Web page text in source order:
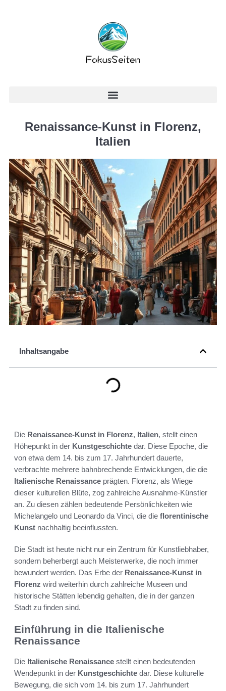
Renaissance-Kunst in Florenz,
Italien
Inhaltsangabe
Die Renaissance-Kunst in Florenz, Italien, stellt einen
Höhepunkt in der Kunstgeschichte dar. Diese Epoche, die
von etwa dem 14. bis zum 17. Jahrhundert dauerte,
verbrachte mehrere bahnbrechende Entwicklungen, die die
Italienische Renaissance prägten. Florenz, als Wiege
dieser kulturellen Blüte, zog zahlreiche Ausnahme-Künstler
an. Zu diesen zählen bedeutende Persönlichkeiten wie
Michelangelo und Leonardo da Vinci, die die florentinische
Kunst nachhaltig beeinflussten.
Die Stadt ist heute nicht nur ein Zentrum für Kunstliebhaber,
sondern beherbergt auch Meisterwerke, die noch immer
bewundert werden. Das Erbe der Renaissance-Kunst in
Florenz wird weiterhin durch zahlreiche Museen und
historische Stätten lebendig gehalten, die in der ganzen
Stadt zu finden sind.
Einführung in die Italienische
Renaissance
Die Italienische Renaissance stellt einen bedeutenden
Wendepunkt in der Kunstgeschichte dar. Diese kulturelle
Bewegung, die sich vom 14. bis zum 17. Jahrhundert